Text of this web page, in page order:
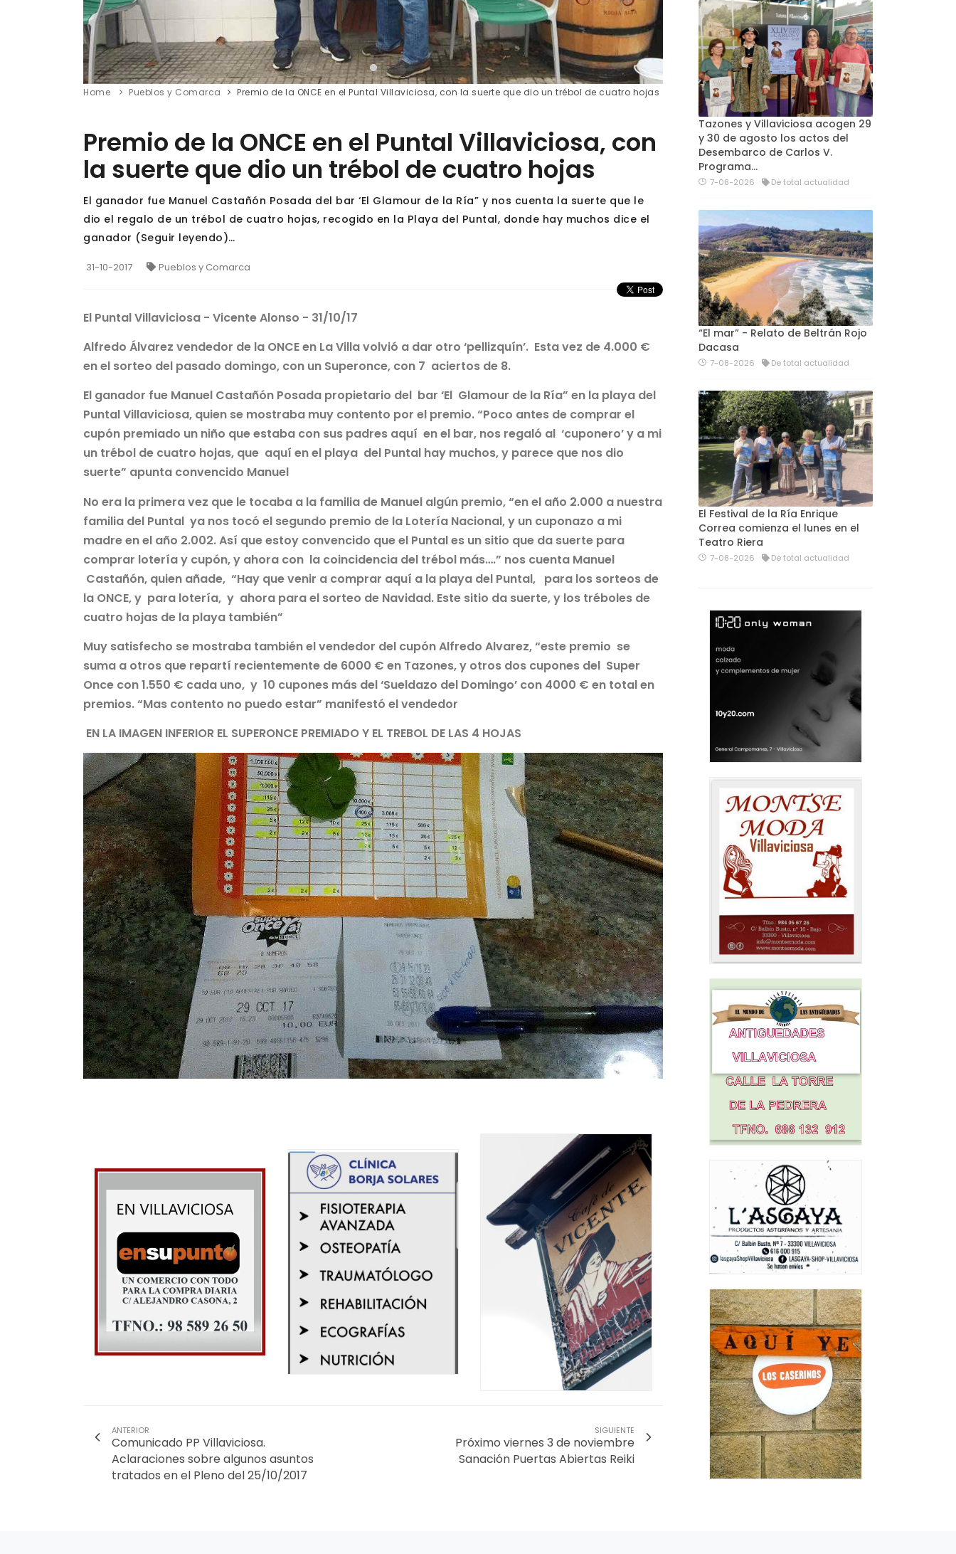
Home Pueblos y Comarca Premio de la ONCE en el Puntal Villaviciosa, con la suerte que dio un trébol de cuatro hojas
Premio de la ONCE en el Puntal Villaviciosa, con
la suerte que dio un trébol de cuatro hojas
El ganador fue Manuel Castañón Posada del bar ‘El Glamour de la Ría” y nos cuenta la suerte que le
dio el regalo de un trébol de cuatro hojas, recogido en la Playa del Puntal, donde hay muchos dice el
ganador (Seguir leyendo)…
31-10-2017 Pueblos y Comarca
El Puntal Villaviciosa - Vicente Alonso - 31/10/17
Alfredo Álvarez vendedor de la ONCE en La Villa volvió a dar otro ‘pellizquín’. Esta vez de 4.000 €
en el sorteo del pasado domingo, con un Superonce, con 7 aciertos de 8.
El ganador fue Manuel Castañón Posada propietario del bar ‘El Glamour de la Ría” en la playa del
Puntal Villaviciosa, quien se mostraba muy contento por el premio. “Poco antes de comprar el
cupón premiado un niño que estaba con sus padres aquí en el bar, nos regaló al ‘cuponero’ y a mi
un trébol de cuatro hojas, que aquí en el playa del Puntal hay muchos, y parece que nos dio
suerte” apunta convencido Manuel
No era la primera vez que le tocaba a la familia de Manuel algún premio, “en el año 2.000 a nuestra
familia del Puntal ya nos tocó el segundo premio de la Lotería Nacional, y un cuponazo a mi
madre en el año 2.002. Así que estoy convencido que el Puntal es un sitio que da suerte para
comprar lotería y cupón, y ahora con la coincidencia del trébol más….” nos cuenta Manuel
Castañón, quien añade, “Hay que venir a comprar aquí a la playa del Puntal, para los sorteos de
la ONCE, y para lotería, y ahora para el sorteo de Navidad. Este sitio da suerte, y los tréboles de
cuatro hojas de la playa también”
Muy satisfecho se mostraba también el vendedor del cupón Alfredo Alvarez, “este premio se
suma a otros que repartí recientemente de 6000 € en Tazones, y otros dos cupones del Super
Once con 1.550 € cada uno, y 10 cupones más del ‘Sueldazo del Domingo’ con 4000 € en total en
premios. “Mas contento no puedo estar” manifestó el vendedor
EN LA IMAGEN INFERIOR EL SUPERONCE PREMIADO Y EL TREBOL DE LAS 4 HOJAS
ANTERIOR
Comunicado PP Villaviciosa.
Aclaraciones sobre algunos asuntos
tratados en el Pleno del 25/10/2017
SIGUIENTE
Próximo viernes 3 de noviembre
Sanación Puertas Abiertas Reiki
Tazones y Villaviciosa acogen 29
y 30 de agosto los actos del
Desembarco de Carlos V.
Programa…
7-08-2026 De total actualidad
“El mar” - Relato de Beltrán Rojo
Dacasa
7-08-2026 De total actualidad
El Festival de la Ría Enrique
Correa comienza el lunes en el
Teatro Riera
7-08-2026 De total actualidad